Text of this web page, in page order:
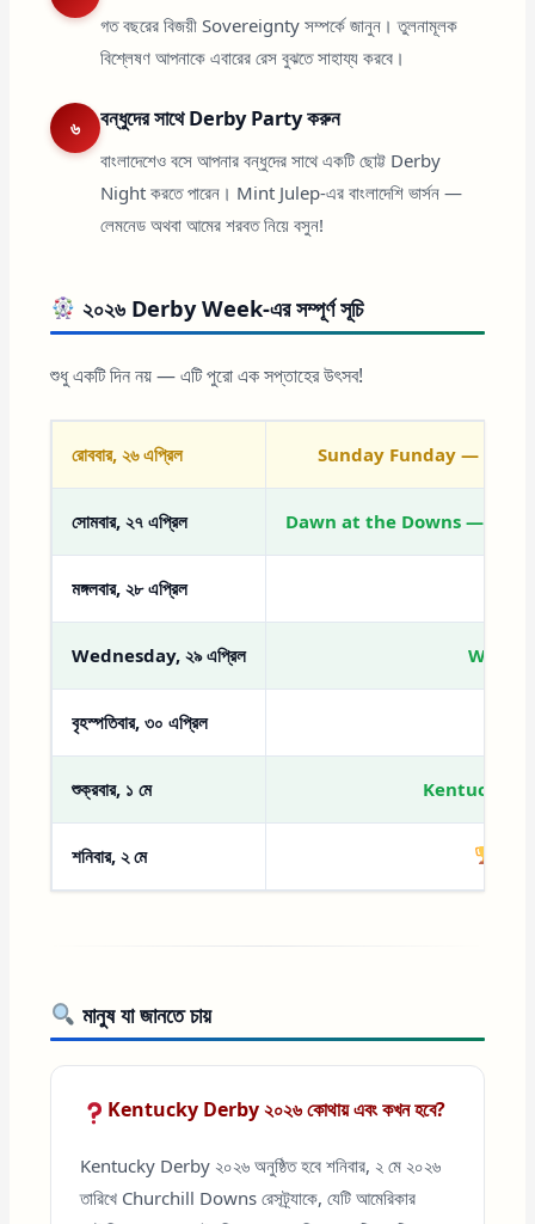
গত বছরের বিজয়ী Sovereignty সম্পর্কে জানুন। তুলনামূলক
বিশ্লেষণ আপনাকে এবারের রেস বুঝতে সাহায্য করবে।
৬ বন্ধুদের সাথে Derby Party করুন
বাংলাদেশেও বসে আপনার বন্ধুদের সাথে একটি ছোট্ট Derby
Night করতে পারেন। Mint Julep-এর বাংলাদেশি ভার্সন —
লেমনেড অথবা আমের শরবত নিয়ে বসুন!
২০২৬ Derby Week-এর সম্পূর্ণ সূচি
শুধু একটি দিন নয় — এটি পুরো এক সপ্তাহের উৎসব!
রোববার, ২৬ এপ্রিল Sunday Funday — ২০১০-এর
সোমবার, ২৭ এপ্রিল Dawn at the Downs — সকালের
মঙ্গলবার, ২৮ এপ্রিল
Wednesday, ২৯ এপ্রিল Winsday
বৃহস্পতিবার, ৩০ এপ্রিল
শুক্রবার, ১ মে Kentucky
শনিবার, ২ মে
মানুষ যা জানতে চায়
Kentucky Derby ২০২৬ কোথায় এবং কখন হবে?
Kentucky Derby ২০২৬ অনুষ্ঠিত হবে শনিবার, ২ মে ২০২৬
তারিখে Churchill Downs রেসট্র্যাকে, যেটি আমেরিকার